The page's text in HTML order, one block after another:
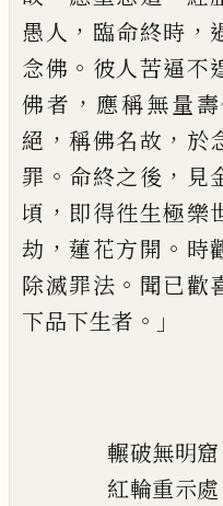
愚人 ， 臨命終時 ，
念佛 。 彼人苦逼不
佛者 ， 應稱無量
絕 ，稱佛名故 ， 於
罪 。 命終之後 ， 見
頃 ， 即得徃生極樂
劫 ，蓮花方開 。 時
除滅罪法 。 聞已歡
下品下生者 。」
輾破無明窟
紅輪重示處